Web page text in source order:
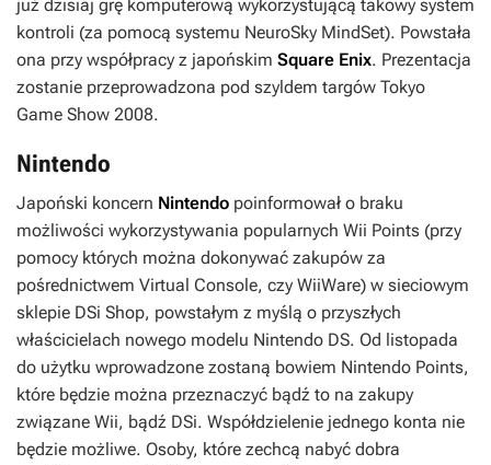
już dzisiaj grę komputerową wykorzystującą takowy system
kontroli (za pomocą systemu NeuroSky MindSet). Powstała
ona przy współpracy z japońskim Square Enix. Prezentacja
zostanie przeprowadzona pod szyldem targów Tokyo
Game Show 2008.
Nintendo
Japoński koncern Nintendo poinformował o braku
możliwości wykorzystywania popularnych Wii Points (przy
pomocy których można dokonywać zakupów za
pośrednictwem Virtual Console, czy WiiWare) w sieciowym
sklepie DSi Shop, powstałym z myślą o przyszłych
właścicielach nowego modelu Nintendo DS. Od listopada
do użytku wprowadzone zostaną bowiem Nintendo Points,
które będzie można przeznaczyć bądź to na zakupy
związane Wii, bądź DSi. Współdzielenie jednego konta nie
będzie możliwe. Osoby, które zechcą nabyć dobra